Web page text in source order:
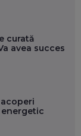
curată
avea succes